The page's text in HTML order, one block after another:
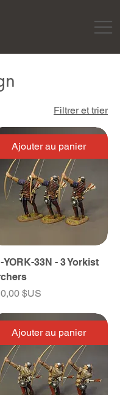
Filtrer et trier
Ajouter au panier
YORK-33N - 3 Yorkist
$US
Ajouter au panier